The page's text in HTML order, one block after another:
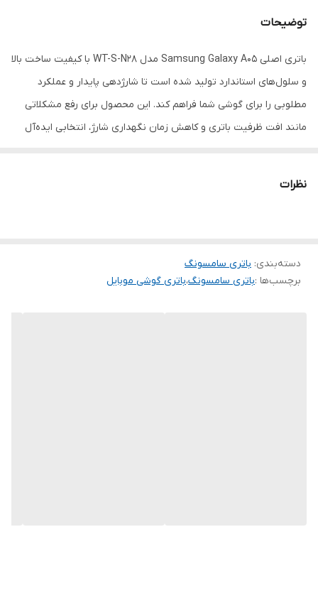
توضیحات
باتری اصلی Samsung Galaxy A05 مدل WT-S-N28 با کیفیت ساخت بالا
و سلول‌های استاندارد تولید شده است تا شارژدهی پایدار و عملکرد
مطلوبی را برای گوشی شما فراهم کند. این محصول برای رفع مشکلاتی
مانند افت ظرفیت باتری و کاهش زمان نگهداری شارژ، انتخابی ایده‌آل
نظرات
دسته‌بندی: باتری سامسونگ
برچسب‌ها :باتری سامسونگ،باتری گوشی موبایل